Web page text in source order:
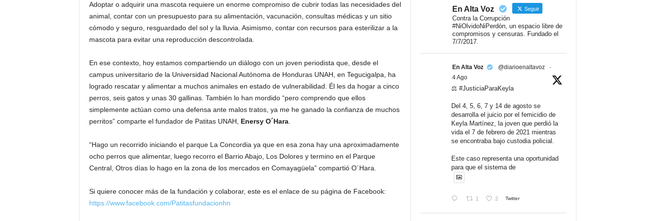
Adoptar o adquirir una mascota requiere un enorme compromiso de cubrir todas las necesidades del
animal, contar con un presupuesto para su alimentación, vacunación, consultas médicas y un sitio
cómodo y seguro, resguardado del sol y la lluvia. Asimismo, contar con recursos para esterilizar a la
mascota para evitar una reproducción descontrolada.
En ese contexto, hoy estamos compartiendo un diálogo con un joven periodista que, desde el
campus universitario de la Universidad Nacional Autónoma de Honduras UNAH, en Tegucigalpa, ha
logrado rescatar y alimentar a muchos animales en estado de vulnerabilidad. Él les da hogar a cinco
perros, seis gatos y unas 30 gallinas. También lo han mordido “pero comprendo que ellos
simplemente actúan como una defensa ante malos tratos, ya me he ganado la confianza de muchos
perritos” comparte el fundador de Patitas UNAH, Enersy O´Hara.
“Hago un recorrido iniciando el parque La Concordia ya que en esa zona hay una aproximadamente
ocho perros que alimentar, luego recorro el Barrio Abajo, Los Dolores y termino en el Parque
Central, Otros días lo hago en la zona de los mercados en Comayagüela” compartió O´Hara.
Si quiere conocer más de la fundación y colaborar, este es el enlace de su página de Facebook:
https://www.facebook.com/Patitasfundacionhn
En Alta Voz Seguir
Contra la Corrupción
#NiOlvidoNiPerdón, un espacio libre de
compromisos y censuras. Fundado el
7/7/2017.
En Alta Voz @diarioenaltavoz
·
4 Ago
⚖️ #JusticiaParaKeyla
Del 4, 5, 6, 7 y 14 de agosto se
desarrolla el juicio por el femicidio de
Keyla Martínez, la joven que perdió la
vida el 7 de febrero de 2021 mientras
se encontraba bajo custodia policial.
Este caso representa una oportunidad
para que el sistema de
1 2 Twitter